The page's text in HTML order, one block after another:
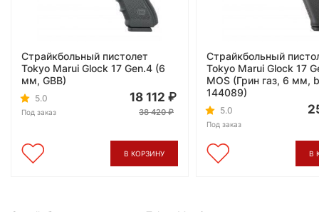
Страйкбольный пистолет
Tokyo Marui Glock 17 Gen.4 (6
мм, GBB)
5.0
Под заказ
18 112
38 420
В КОРЗИНУ
Страйкбольный
Tokyo Marui Glock 17
MOS (Грин газ, 6 мм,
144089)
5.0
Под заказ
В